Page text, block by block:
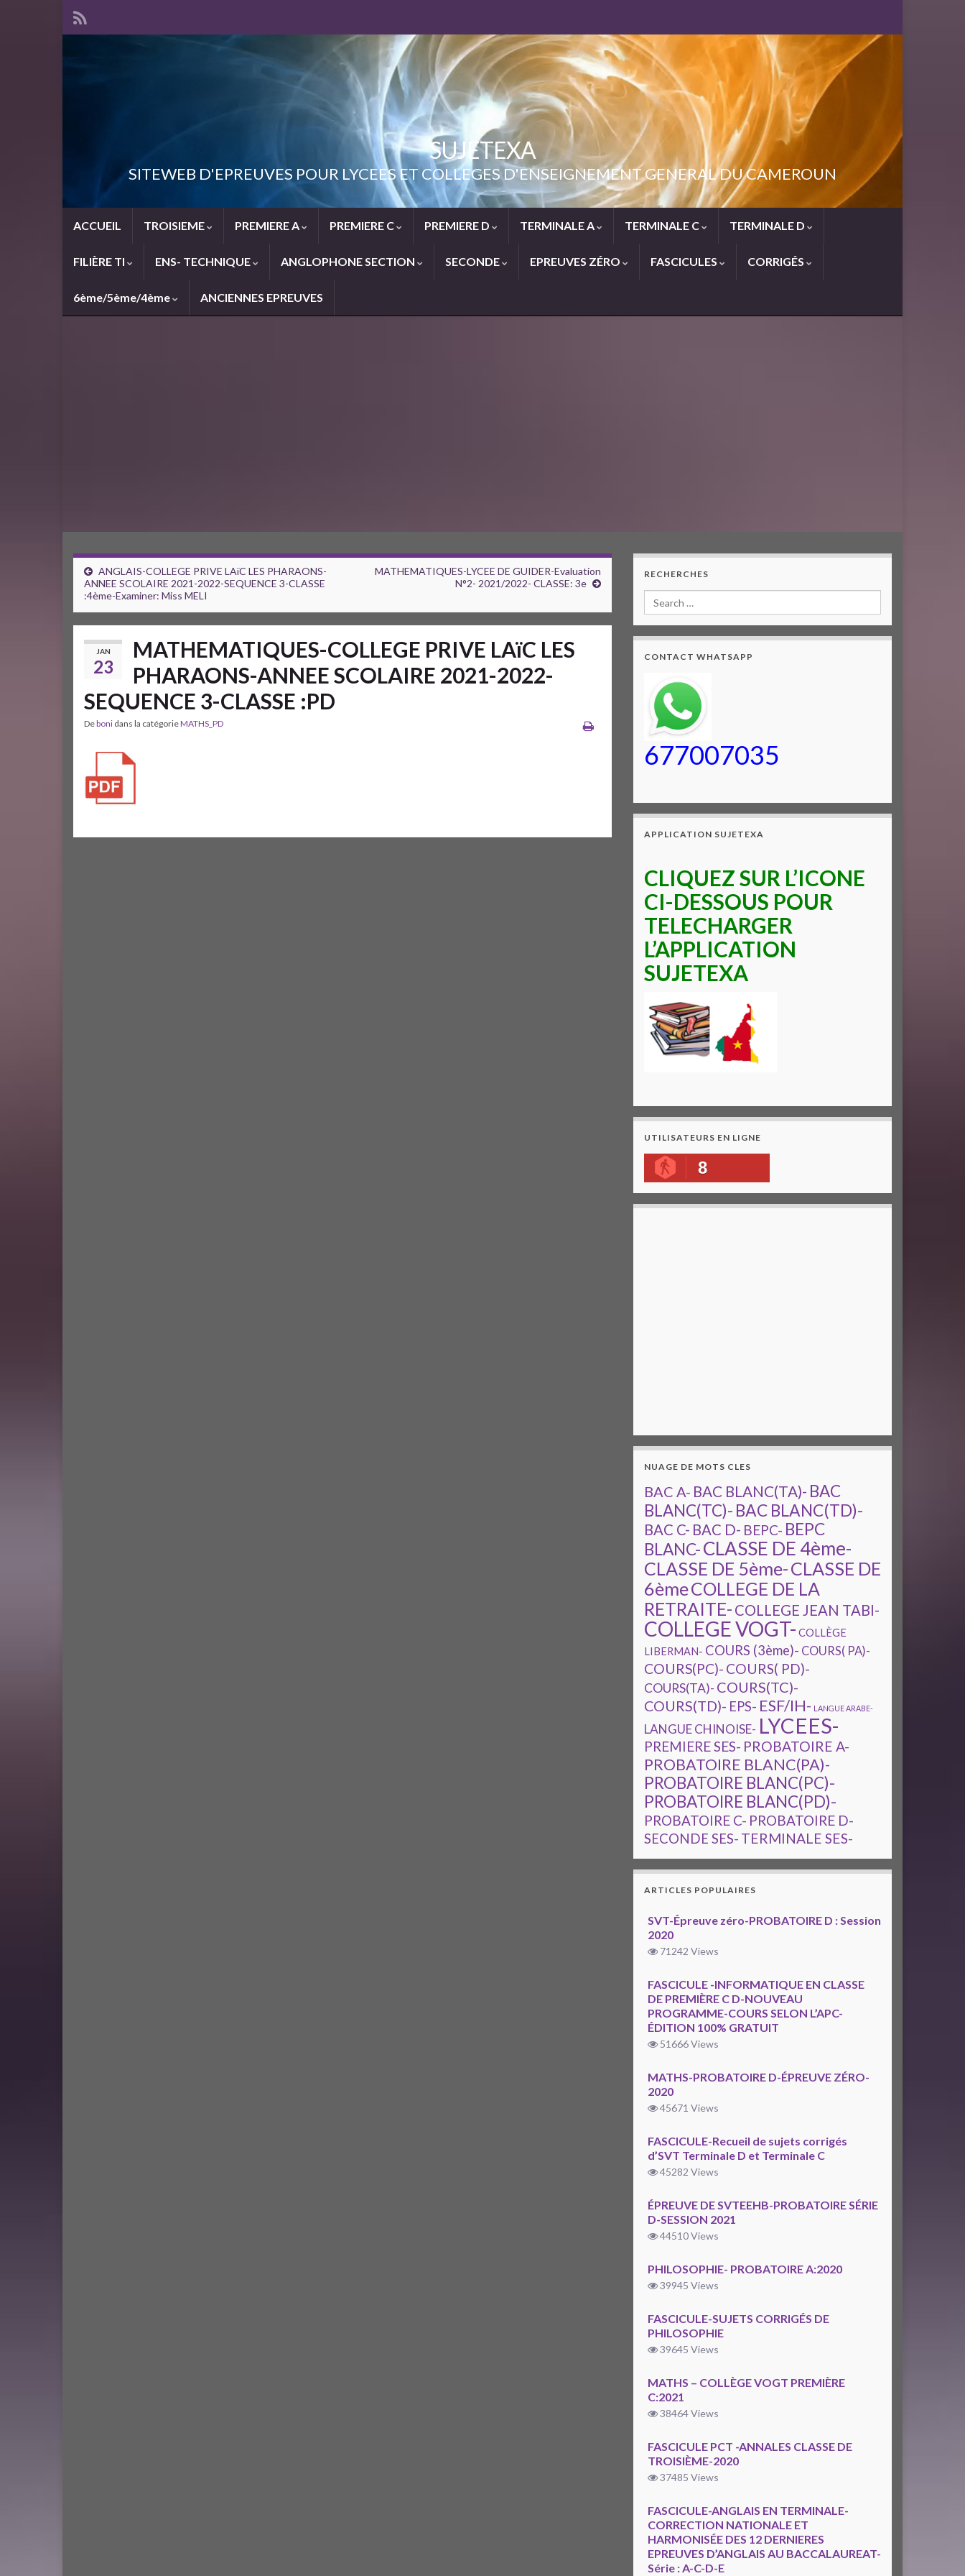
SUJETEXA
SITEWEB D'EPREUVES POUR LYCEES ET COLLEGES D'ENSEIGNEMENT GENERAL DU CAMEROUN
ACCUEIL TROISIEME PREMIERE A PREMIERE C PREMIERE D TERMINALE A TERMINALE C TERMINALE D
FILIÈRE TI ENS- TECHNIQUE ANGLOPHONE SECTION SECONDE EPREUVES ZÉRO FASCICULES CORRIGÉS
6ème/5ème/4ème ANCIENNES EPREUVES
ANGLAIS-COLLEGE PRIVE LAïC LES PHARAONS-
ANNEE SCOLAIRE 2021-2022-SEQUENCE 3-CLASSE
:4ème-Examiner: Miss MELI
MATHEMATIQUES-LYCEE DE GUIDER-Evaluation
N°2- 2021/2022- CLASSE: 3e
JAN
23
MATHEMATIQUES-COLLEGE PRIVE LAïC LES
PHARAONS-ANNEE SCOLAIRE 2021-2022-
SEQUENCE 3-CLASSE :PD
Deboni dans la catégorieMATHS_PD
RECHERCHES
CONTACT WHATSAPP
677007035
APPLICATION SUJETEXA
CLIQUEZ SUR L’ICONE
CI-DESSOUS POUR
TELECHARGER
L’APPLICATION
SUJETEXA
UTILISATEURS EN LIGNE
8
NUAGE DE MOTS CLES
BAC A- BAC BLANC(TA)- BAC
BLANC(TC)- BAC BLANC(TD)-
BAC C- BAC D- BEPC- BEPC
BLANC-CLASSE DE 4ème-
CLASSE DE 5ème-CLASSE DE
6èmeCOLLEGE DE LA
RETRAITE- COLLEGE JEAN TABI-
COLLEGE VOGT- COLLÈGE
LIBERMAN- COURS (3ème)- COURS( PA)-
COURS(PC)- COURS( PD)-
COURS(TA)- COURS(TC)-
COURS(TD)- EPS- ESF/IH- LANGUE ARABE-
LANGUE CHINOISE- LYCEES-
PREMIERE SES- PROBATOIRE A-
PROBATOIRE BLANC(PA)-
PROBATOIRE BLANC(PC)-
PROBATOIRE BLANC(PD)-
PROBATOIRE C- PROBATOIRE D-
SECONDE SES- TERMINALE SES-
ARTICLES POPULAIRES
SVT-Épreuve zéro-PROBATOIRE D : Session
2020
71242 Views
FASCICULE -INFORMATIQUE EN CLASSE
DE PREMIÈRE C D-NOUVEAU
PROGRAMME-COURS SELON L’APC-
ÉDITION 100% GRATUIT
51666 Views
MATHS-PROBATOIRE D-ÉPREUVE ZÉRO-
2020
45671 Views
FASCICULE-Recueil de sujets corrigés
d’SVT Terminale D et Terminale C
45282 Views
ÉPREUVE DE SVTEEHB-PROBATOIRE SÉRIE
D-SESSION 2021
44510 Views
PHILOSOPHIE- PROBATOIRE A:2020
39945 Views
FASCICULE-SUJETS CORRIGÉS DE
PHILOSOPHIE
39645 Views
MATHS – COLLÈGE VOGT PREMIÈRE
C:2021
38464 Views
FASCICULE PCT -ANNALES CLASSE DE
TROISIÈME-2020
37485 Views
FASCICULE-ANGLAIS EN TERMINALE-
CORRECTION NATIONALE ET
HARMONISÉE DES 12 DERNIERES
EPREUVES D’ANGLAIS AU BACCALAUREAT-
Série : A-C-D-E